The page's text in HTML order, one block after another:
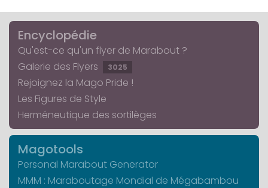
Encyclopédie
Qu'est-ce qu'un flyer de Marabout ?
Galerie des Flyers
3025
Rejoignez la Mago Pride !
Les Figures de Style
Herméneutique des sortilèges
Magotools
Personal Marabout Generator
MMM : Maraboutage Mondial de Mégabambou